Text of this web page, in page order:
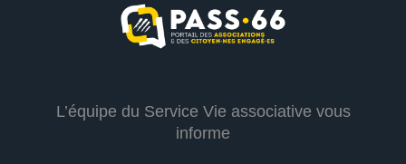
L’équipe du Service Vie associative vous
informe